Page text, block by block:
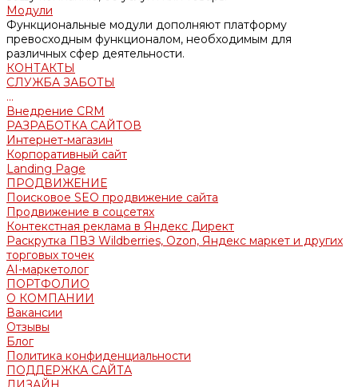
Модули
Функциональные модули дополняют платформу
превосходным функционалом, необходимым для
различных сфер деятельности.
КОНТАКТЫ
СЛУЖБА ЗАБОТЫ
...
Внедрение CRM
РАЗРАБОТКА САЙТОВ
Интернет-магазин
Корпоративный сайт
Landing Page
ПРОДВИЖЕНИЕ
Поисковое SEO продвижение сайта
Продвижение в соцсетях
Контекстная реклама в Яндекс Директ
Раскрутка ПВЗ Wildberries, Ozon, Яндекс маркет и других
торговых точек
AI-маркетолог
ПОРТФОЛИО
О КОМПАНИИ
Вакансии
Отзывы
Блог
Политика конфиденциальности
ПОДДЕРЖКА САЙТА